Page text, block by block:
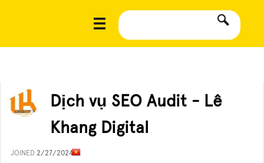
Dịch vụ SEO Audit - Lê
Khang Digital
JOINED 2/27/2024